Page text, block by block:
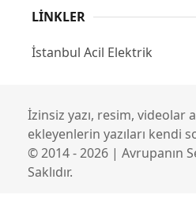
LINKLER
İstanbul Acil Elektrik
İzinsiz yazı, resim, videolar
ekleyenlerin yazıları kendi
© 2014 - 2026 | Avrupanın
Saklıdır.